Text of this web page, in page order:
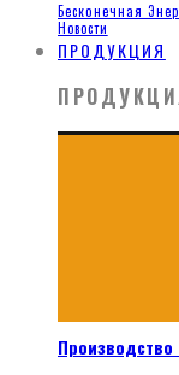
Бесконечная
Новости
ПРОДУКЦИЯ
Производство